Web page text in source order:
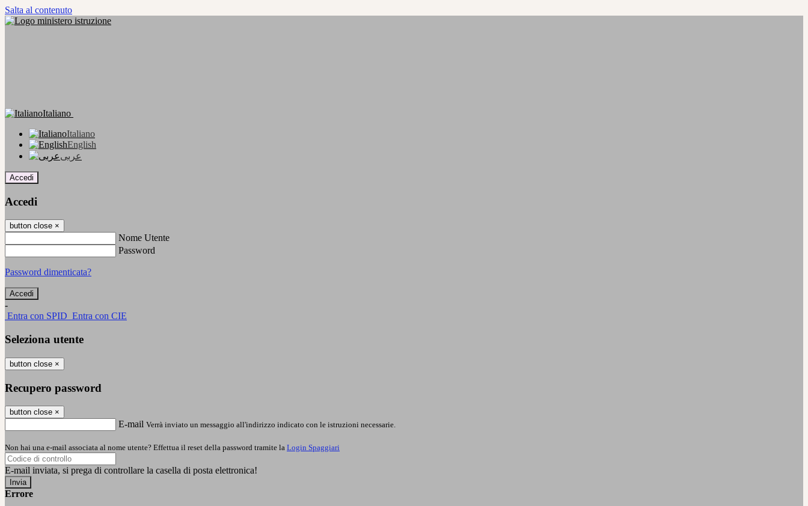
Salta al contenuto
Italiano
Italiano
English
عربى
Accedi
Accedi
button close ×
Nome Utente
Password
Password dimenticata?
-
Entra con SPID Entra con CIE
Seleziona utente
button close ×
Recupero password
button close ×
E-mail Verrà inviato un messaggio all'indirizzo indicato con le istruzioni necessarie.
Non hai una e-mail associata al nome utente? Effettua il reset della password tramite la Login Spaggiari
E-mail inviata, si prega di controllare la casella di posta elettronica!
Errore